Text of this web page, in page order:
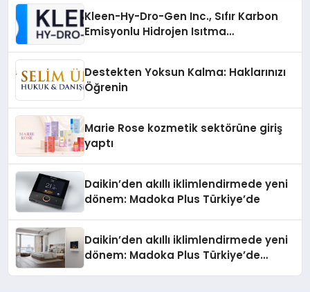
Kleen-Hy-Dro-Gen Inc., Sıfır Karbon
Emisyonlu Hidrojen Isıtma
Destekten Yoksun Kalma: Haklarınızı
Öğrenin
Marie Rose kozmetik sektörüne giriş
yaptı
Daikin’den akıllı iklimlendirmede yeni
dönem: Madoka Plus Türkiye’de
Daikin’den akıllı iklimlendirmede yeni
dönem: Madoka Plus Türkiye’de